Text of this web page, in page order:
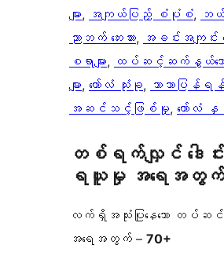
များ, အကျယ်ပြည့် စံပုံစံ, ဘယ်
ညာဘက် ဘေးဘား, အခင်းအကျင်း
စရာများ, ထပ်ဆင့်ဆက်နွယ်သေ
များ, ကော်လံ သုံးခု, ဘာသာပြန်ရန်
အဆင်သင့်ဖြစ်မှု, ကော်လံ
တစ်ရက်လျှင် ဒေါ
ရယူမှု အရေအတွက်
လက်ရှိအသုံးပြုနေသော တပ်ဆ
အရေအတွက် – 70+